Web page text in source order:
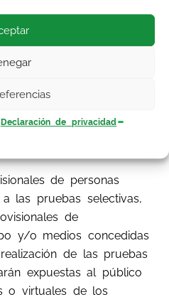
Declaración de privacidad
participa.
exclusión de las listas
admitidas y excluidas.
de tiempo
de personas
las pruebas selectivas,
de
y/o medios concedidas
de las pruebas
expuestas al público
o virtuales de los